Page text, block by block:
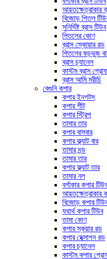
আয়তক্ষেত্রাকার
বিজোড় পিতল
সুনির্দিষ্ট ব্রাস টিউব
পিতলের কোণ
ব্রাস স্কোয়ার রড
পিতলের ষড়ভুজ
ব্রাস চ্যানেল
কাস্টম ব্রাস
ব্রাস আমি মরীচি
বেগুনি কপার
কপার ইনগটস
কপার শীট
কপার স্ট্রিপ
তামার তার
কপার বাসবার
কপার ফ্ল্যাট বার
তামার দন্ড
তামার তার
কপার ফ্ল্যাট তার
তামার নল
বর্গাকার কপার টিউব
আয়তক্ষেত্রাকার
বিজোড় কপার
যথার্থ কপার টিউব
তামা কোণ
কপার স্কয়ার রড
কপার হেক্সাগন রড
কপার চ্যানেল
কাস্টম কপার